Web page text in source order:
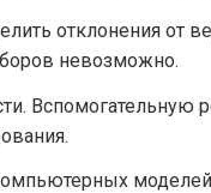
отклонения от
невозможно.
Вспомогательную